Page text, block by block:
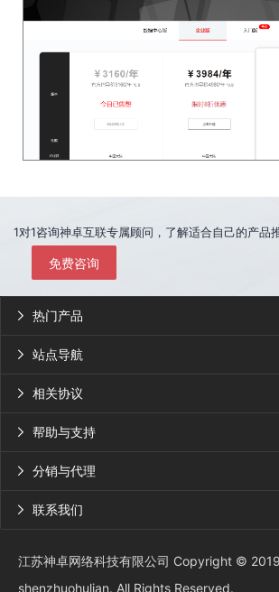
1对1咨询神卓互联专属顾问，了解适合自己的产品
免费咨询
热门产品

站点导航

相关协议

帮助与支持

分销与代理

联系我们

江苏神卓网络科技有限公司 Copyright ©
shenzhuohulian. All Rights Reserved.